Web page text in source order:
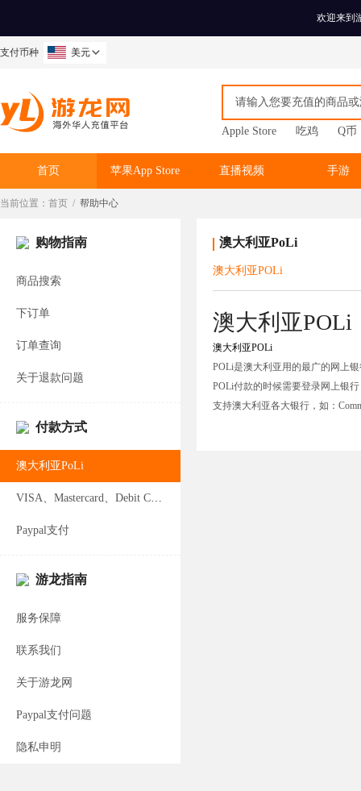
欢迎来到
支付币种 美元
Apple Store 吃鸡 Q币
首页 苹果App Store 直播视频 手游
当前位置： 首页 / 帮助中心
购物指南
商品搜索
下订单
订单查询
关于退款问题
付款方式
澳大利亚PoLi
VISA、Mastercard、Debit Card支付
Paypal支付
游龙指南
服务保障
联系我们
关于游龙网
Paypal支付问题
隐私申明
澳大利亚PoLi
澳大利亚POLi
澳大利亚POLi
澳大利亚POLi
POLi是澳大利亚用的最广的网上
POLi付款的时候需要登录网上银
支持澳大利亚各大银行，如：